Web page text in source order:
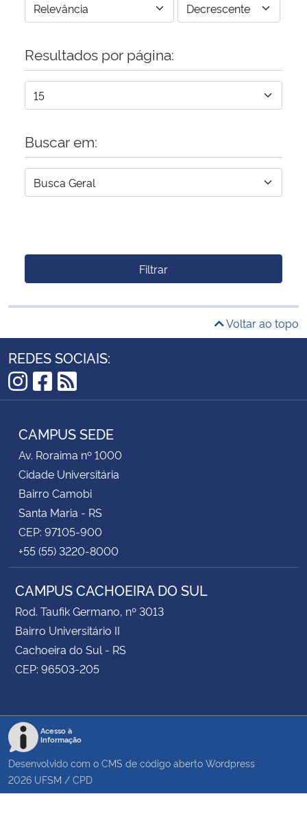
Resultados por página:
Buscar em:
Filtrar
Voltar ao topo
REDES SOCIAIS:
Instagram
Facebook
RSS
CAMPUS SEDE
Av. Roraima nº 1000
Cidade Universitária
Bairro Camobi
Santa Maria - RS
CEP: 97105-900
+55 (55) 3220-8000
CAMPUS CACHOEIRA DO SUL
Rod. Taufik Germano, nº 3013
Bairro Universitário II
Cachoeira do Sul - RS
CEP: 96503-205
Acesso à
Informação
Desenvolvido com o CMS de código aberto Wordpress
2026 UFSM / CPD